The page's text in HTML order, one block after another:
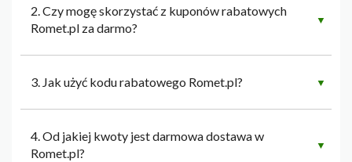
2. Czy mogę skorzystać z kuponów rabatowych
Romet.pl za darmo?
▼
3. Jak użyć kodu rabatowego Romet.pl? ▼
4. Od jakiej kwoty jest darmowa dostawa w
Romet.pl?
▼